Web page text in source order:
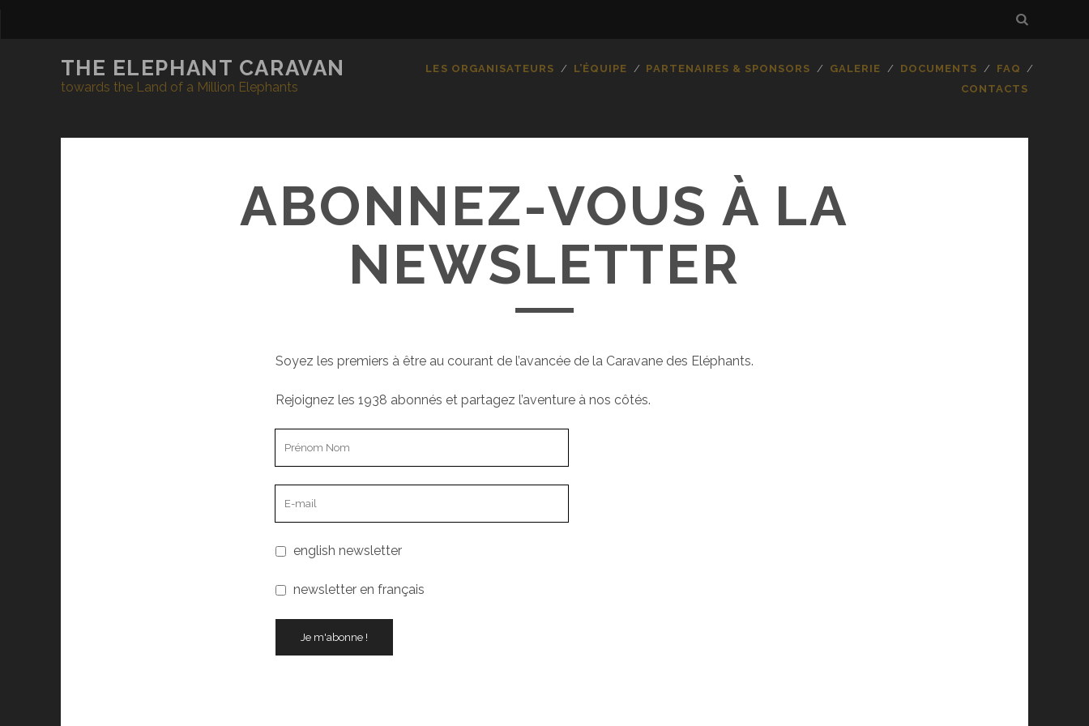
THE ELEPHANT CARAVAN
towards the Land of a Million Elephants
LES ORGANISATEURS L’ÉQUIPE PARTENAIRES & SPONSORS GALERIE DOCUMENTS
FAQ
CONTACTS
ABONNEZ-VOUS À LA
NEWSLETTER
Soyez les premiers à être au courant de l’avancée de la Caravane des Eléphants.
Rejoignez les 1938 abonnés et partagez l’aventure à nos côtés.
english newsletter
newsletter en français